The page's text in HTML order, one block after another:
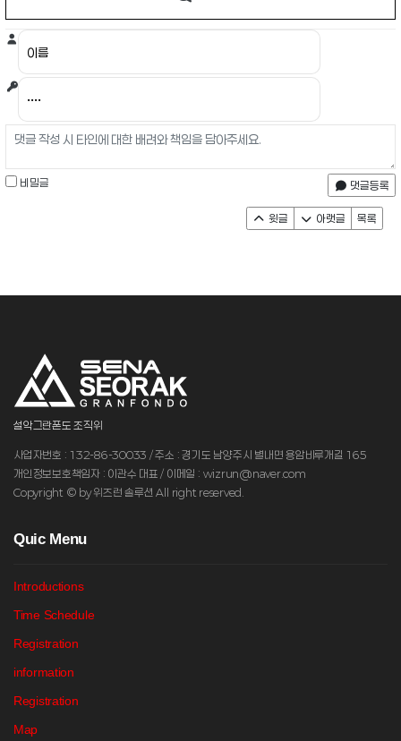
비밀글 댓글등록
윗글 아랫글 목록
설악그란폰도 조직위
사업자번호 : 132-86-30033 / 주소 : 경기도 남양주시 별내면 용암비루개길 165
개인정보보호책임자 : 이관수 대표 / 이메일 : wizrun@naver.com
Copyright © by 위즈런 솔루션 All right reserved.
Quic Menu
Introductions
Time Schedule
Registration
information
Registration
Map